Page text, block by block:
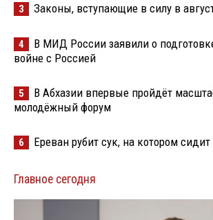
3 Законы, вступающие в силу в
4
В МИД России заявили о
войне с Россией
5
В Абхазии впервые пройдёт
молодёжный форум
6 Ереван рубит сук, на котором сидит
Главное сегодня